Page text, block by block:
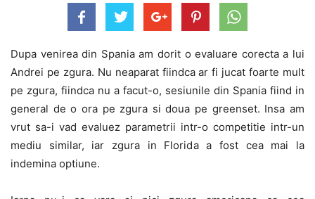
Dupa venirea din Spania am dorit o evaluare corecta a lui
Andrei pe zgura. Nu neaparat fiindca ar fi jucat foarte mult
pe zgura, fiindca nu a facut-o, sesiunile din Spania fiind in
general de o ora pe zgura si doua pe greenset. Insa am
vrut sa-i vad evaluez parametrii intr-o competitie intr-un
mediu similar, iar zgura in Florida a fost cea mai la
indemina optiune.